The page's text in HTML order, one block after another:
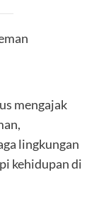
mengajak
lingkungan
kehidupan di